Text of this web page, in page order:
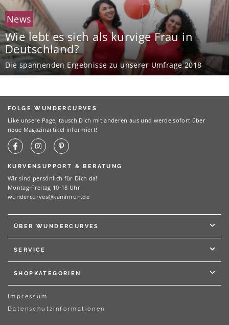
News
Wie lebt es sich als kurvige Frau in
Deutschland?
Die spannenden Ergebnisse zu unserer Umfrage 2018
FOLGE WUNDERCURVES
Like unsere Page, tausch Dich mit anderen aus und werde sofort über
neue Magazinartikel informiert!
KURVENSUPPORT & BERATUNG
Wir sind persönlich für Dich da!
Montag-Freitag 10-18 Uhr
wundercurves@kaminrun.de
ÜBER WUNDERCURVES
SERVICE
SHOPKATEGORIEN
Impressum
Datenschutzinformationen